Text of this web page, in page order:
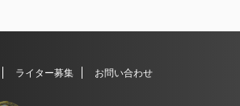
ライター募集 お問い合わせ